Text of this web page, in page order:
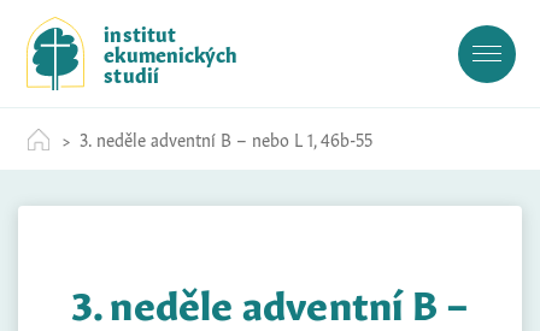
c
institut
ekumenických
studií
3. neděle adventní B – nebo L 1, 46b-55
3. neděle adventní B –